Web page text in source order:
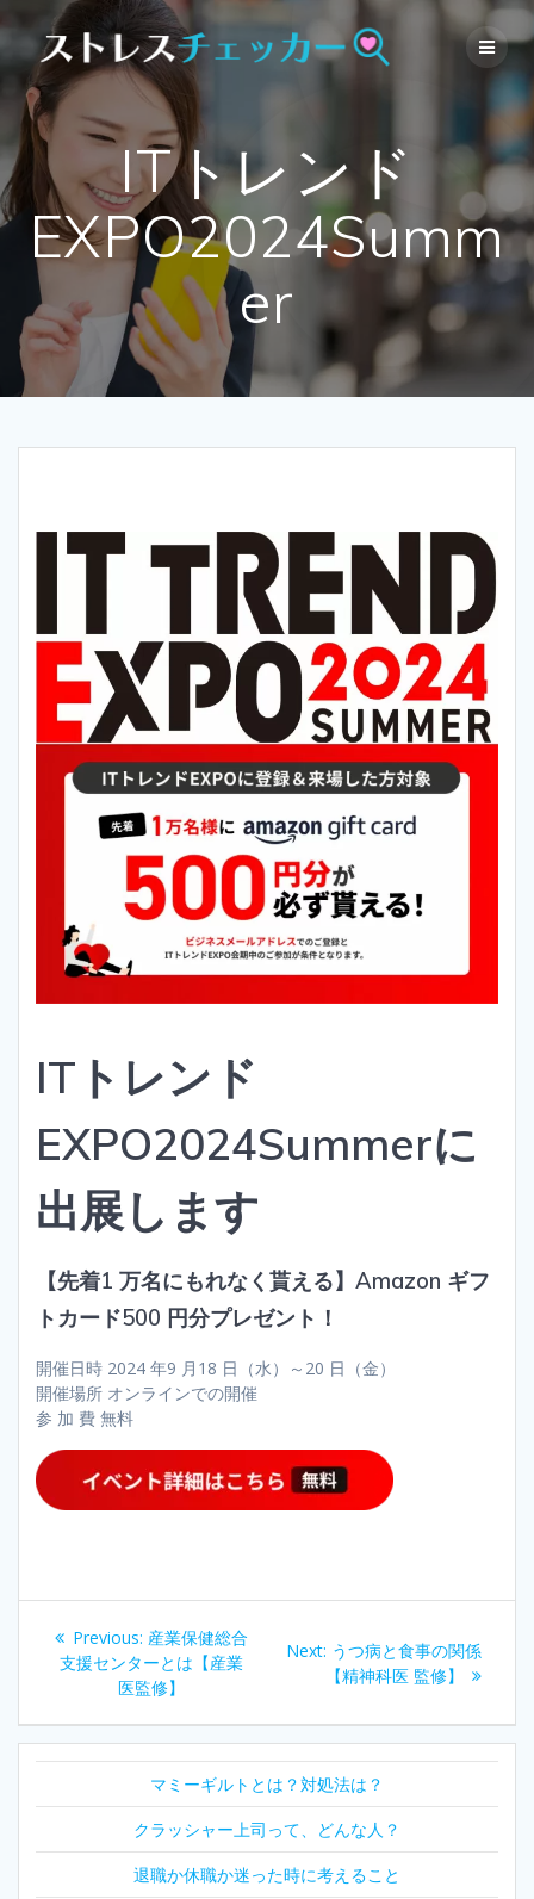
to
content
ITトレンド
EXPO2024Summ
er
ITトレンド
EXPO2024Summerに
出展します
【先着1 万名にもれなく貰える】Amazon ギフ
トカード500 円分プレゼント！
開催日時 2024 年9 月18 日（水）～20 日（金）
開催場所 オンラインでの開催
参 加 費 無料
ナ
ビ
Previous: Previous
post:
産業保健総合
支援センターとは【産業
医監修】
Next: Next
post:
うつ病と食事の関係
【精神科医 監修】
マミーギルトとは？対処法は？
クラッシャー上司って、どんな人？
退職か休職か迷った時に考えること